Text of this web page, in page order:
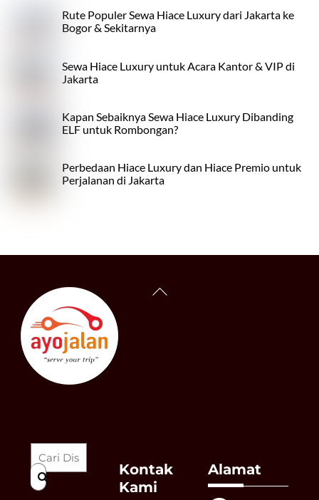
Rute Populer Sewa Hiace Luxury dari Jakarta ke
Bogor & Sekitarnya
Sewa Hiace Luxury untuk Acara Kantor & VIP di
Jakarta
Kapan Sebaiknya Sewa Hiace Luxury Dibanding
ELF untuk Rombongan?
Perbedaan Hiace Luxury dan Hiace Premio untuk
Perjalanan di Jakarta
Back
Kontak
Kami
Alamat